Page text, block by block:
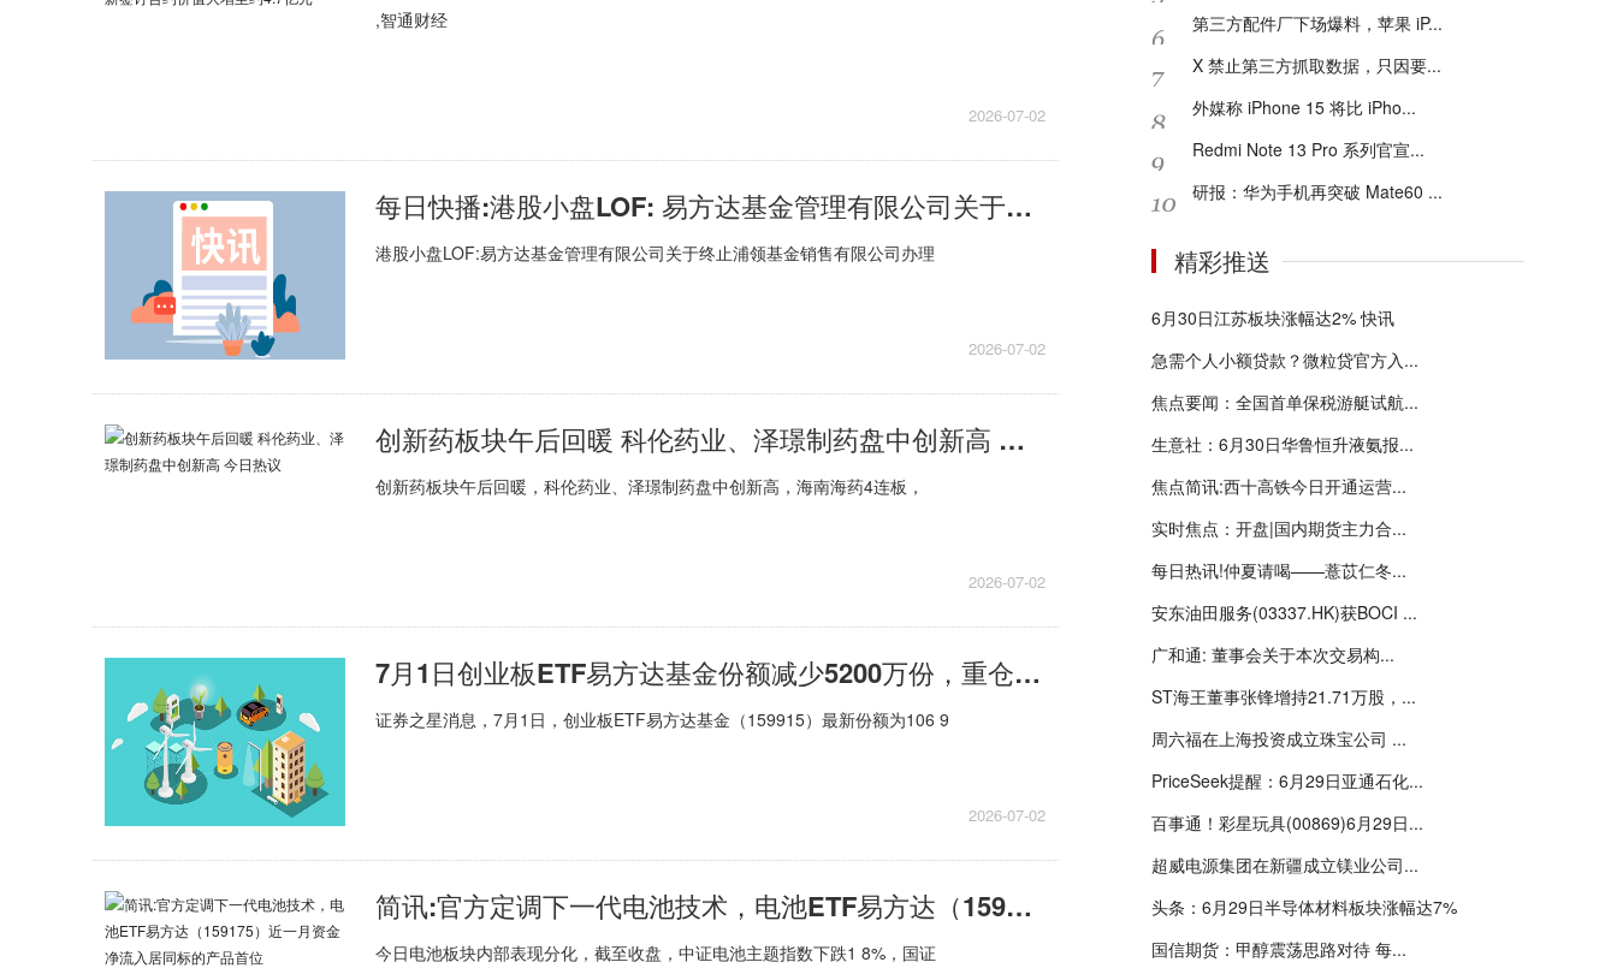
,智通财经
2026-07-02
每日快播:港股小盘LOF: 易方达基金管理有限公司关于终止浦领基金销售有限公司办理本公司旗下基金销售业务的公告
港股小盘LOF:易方达基金管理有限公司关于终止浦领基金销售有限公司办理
2026-07-02
创新药板块午后回暖 科伦药业、泽璟制药盘中创新高 今日热议
创新药板块午后回暖，科伦药业、泽璟制药盘中创新高，海南海药4连板，
2026-07-02
7月1日创业板ETF易方达基金份额减少5200万份，重仓股宁德时代、中际旭创、新易盛
证券之星消息，7月1日，创业板ETF易方达基金（159915）最新份额为106 9
2026-07-02
简讯:官方定调下一代电池技术，电池ETF易方达（159175）近一月资金净流入居同标的产品首位
今日电池板块内部表现分化，截至收盘，中证电池主题指数下跌1 8%，国证
第三方配件厂下场爆料，苹果 iP...
X 禁止第三方抓取数据，只因要...
外媒称 iPhone 15 将比 iPho...
Redmi Note 13 Pro 系列官宣...
研报：华为手机再突破 Mate60 ...
精彩推送
6月30日江苏板块涨幅达2% 快讯
急需个人小额贷款？微粒贷官方入...
焦点要闻：全国首单保税游艇试航...
生意社：6月30日华鲁恒升液氨报...
焦点简讯:西十高铁今日开通运营...
实时焦点：开盘|国内期货主力合...
每日热讯!仲夏请喝——薏苡仁冬...
安东油田服务(03337.HK)获BOCI ...
广和通: 董事会关于本次交易构...
ST海王董事张锋增持21.71万股，...
周六福在上海投资成立珠宝公司 ...
PriceSeek提醒：6月29日亚通石化...
百事通！彩星玩具(00869)6月29日...
超威电源集团在新疆成立镁业公司...
头条：6月29日半导体材料板块涨幅达7%
国信期货：甲醇震荡思路对待 每...